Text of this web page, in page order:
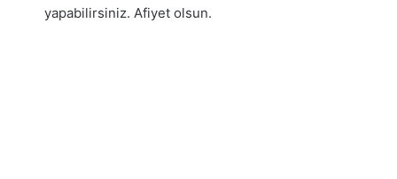
yapabilirsiniz. Afiyet olsun.